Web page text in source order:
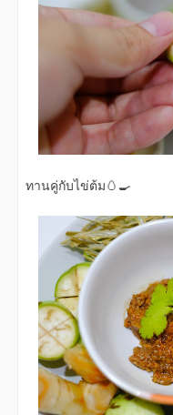
ทานคู่กับไข่ต้ม🥚🍳